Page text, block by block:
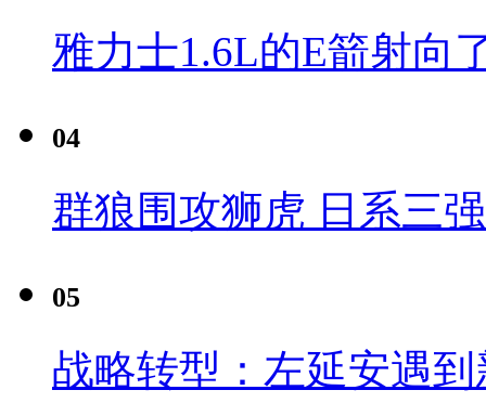
雅力士1.6L的E箭射向
04
群狼围攻狮虎 日系三
05
战略转型：左延安遇